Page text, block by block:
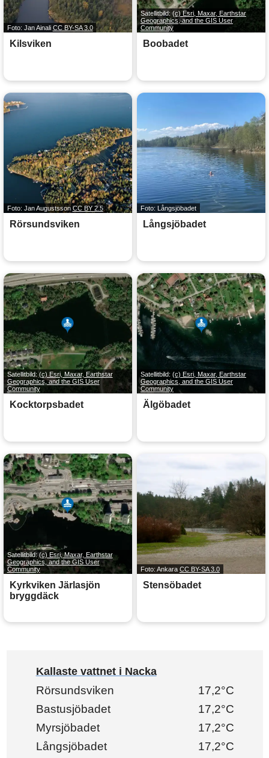
Foto: Jan Ainali CC BY-SA 3.0
Kilsviken
Satellitbild:(c) Esri, Maxar, Earthstar
Geographics, and the GIS User
Community
Boobadet
Foto: Jan AugustssonCC BY 2.5
Rörsundsviken
Foto: Långsjöbadet
Långsjöbadet
Satellitbild:(c) Esri, Maxar, Earthstar
Geographics, and the GIS User
Community
Kocktorpsbadet
Satellitbild: (c) Esri, Maxar, Earthstar
Geographics, and the GIS User
Community
Älgöbadet
Satellitbild:(c) Esri, Maxar, Earthstar
Geographics, and the GIS User
Community
Kyrkviken Järlasjön
bryggdäck
Foto: Ankara CC BY-SA 3.0
Stensöbadet
Kallaste vattnet i Nacka
Rörsundsviken
17,2°C
Bastusjöbadet
17,2°C
Myrsjöbadet
17,2°C
Långsjöbadet
17,2°C